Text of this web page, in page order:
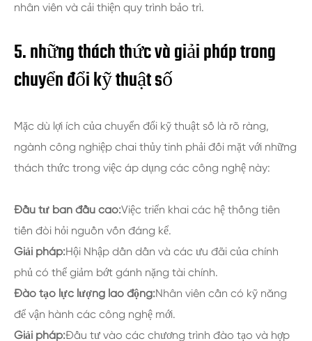
nhân viên và cải thiện quy trình bảo trì.
5. những thách thức và giải pháp trong
chuyển đổi kỹ thuật số
Mặc dù lợi ích của chuyển đổi kỹ thuật số là rõ ràng,
ngành công nghiệp chai thủy tinh phải đối mặt với những
thách thức trong việc áp dụng các công nghệ này:
Đầu tư ban đầu cao:Việc triển khai các hệ thống tiên
tiến đòi hỏi nguồn vốn đáng kể.
Giải pháp:Hội Nhập dần dần và các ưu đãi của chính
phủ có thể giảm bớt gánh nặng tài chính.
Đào tạo lực lượng lao động:Nhân viên cần có kỹ năng
để vận hành các công nghệ mới.
Giải pháp:Đầu tư vào các chương trình đào tạo và hợp